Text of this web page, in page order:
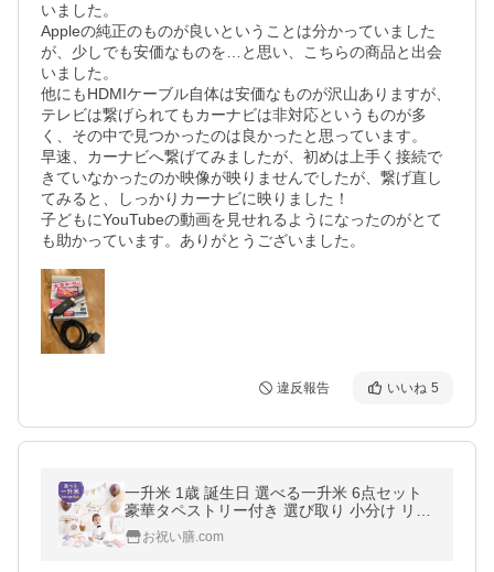
いました。
Appleの純正のものが良いということは分かっていました
が、少しでも安価なものを…と思い、こちらの商品と出会
いました。
他にもHDMIケーブル自体は安価なものが沢山ありますが、
テレビは繋げられてもカーナビは非対応というものが多
く、その中で見つかったのは良かったと思っています。
早速、カーナビへ繋げてみましたが、初めは上手く接続で
きていなかったのか映像が映りませんでしたが、繋げ直し
てみると、しっかりカーナビに映りました！
子どもにYouTubeの動画を見せれるようになったのがとて
も助かっています。ありがとうございました。
違反報告 いいね 5
一升米 1歳 誕生日 選べる一升米 6点セット
豪華タペストリー付き 選び取り 小分け リュ
ック ナップサック
お祝い膳.com